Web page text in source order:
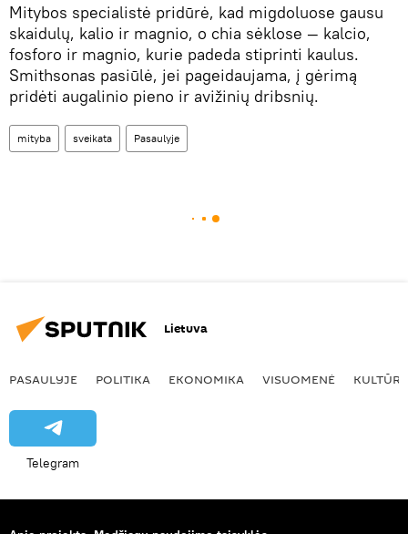
Mitybos specialistė pridūrė, kad migdoluose gausu
skaidulų, kalio ir magnio, o chia sėklose — kalcio,
fosforo ir magnio, kurie padeda stiprinti kaulus.
Smithsonas pasiūlė, jei pageidaujama, į gėrimą
pridėti augalinio pieno ir avižinių dribsnių.
mityba sveikata Pasaulyje
Lietuva
PASAULYJE POLITIKA EKONOMIKA VISUOMENĖ KULTŪRA
Telegram